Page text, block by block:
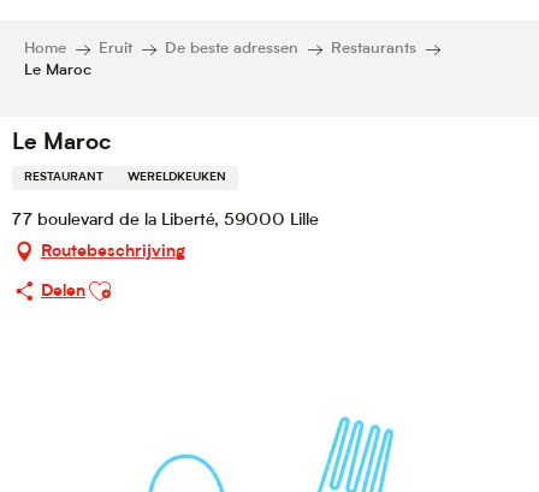
Home Eruit De beste adressen
Restaurants
Le Maroc
Le Maroc
RESTAURANT WERELDKEUKEN
77 boulevard de la Liberté, 59000 Lille
Routebeschrijving
Delen
Ajouter aux favoris